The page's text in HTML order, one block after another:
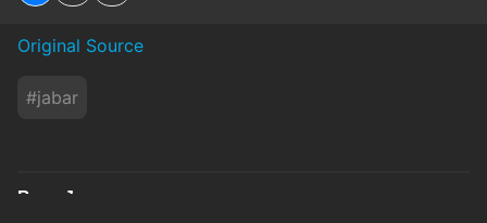
Original Source
#jabar
Baca Juga